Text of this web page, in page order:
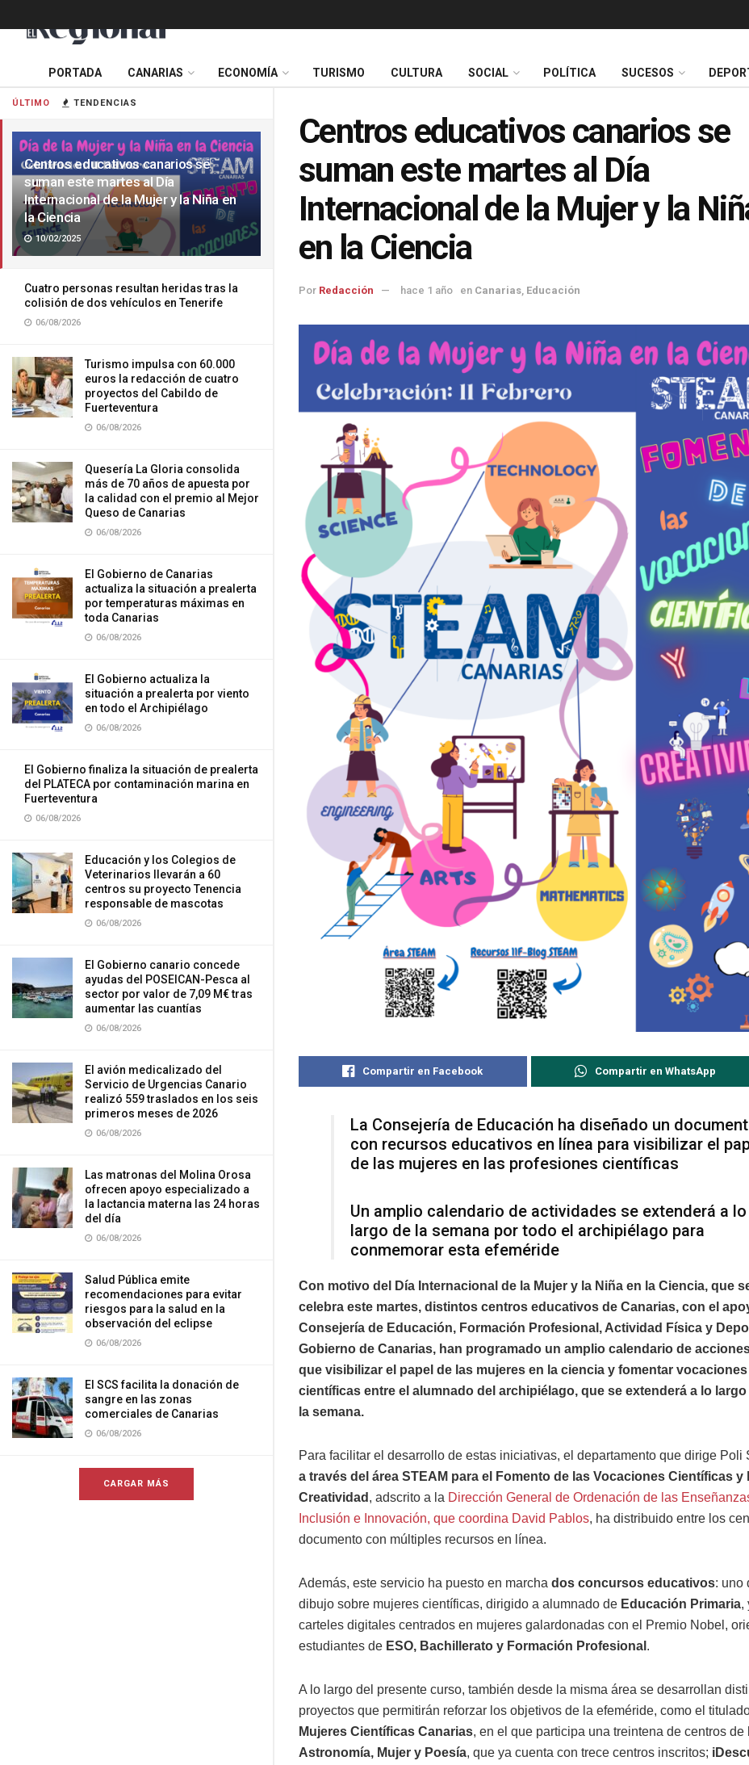
ÚLTIMO TENDENCIAS
Centros educativos canarios se
suman este martes al Día
Internacional de la Mujer y la Niña en
la Ciencia
10/02/2025
Cuatro personas resultan heridas tras la
colisión de dos vehículos en Tenerife
06/08/2026
Turismo impulsa con 60.000
euros la redacción de cuatro
proyectos del Cabildo de
Fuerteventura
06/08/2026
Quesería La Gloria consolida
más de 70 años de apuesta por
la calidad con el premio al Mejor
Queso de Canarias
06/08/2026
El Gobierno de Canarias
actualiza la situación a prealerta
por temperaturas máximas en
toda Canarias
06/08/2026
El Gobierno actualiza la
situación a prealerta por viento
en todo el Archipiélago
06/08/2026
El Gobierno finaliza la situación de prealerta
del PLATECA por contaminación marina en
Fuerteventura
06/08/2026
Educación y los Colegios de
Veterinarios llevarán a 60
centros su proyecto Tenencia
responsable de mascotas
06/08/2026
El Gobierno canario concede
ayudas del POSEICAN-Pesca al
sector por valor de 7,09 M€ tras
aumentar las cuantías
06/08/2026
El avión medicalizado del
Servicio de Urgencias Canario
realizó 559 traslados en los seis
primeros meses de 2026
06/08/2026
Las matronas del Molina Orosa
ofrecen apoyo especializado a
la lactancia materna las 24 horas
del día
06/08/2026
Salud Pública emite
recomendaciones para evitar
riesgos para la salud en la
observación del eclipse
06/08/2026
El SCS facilita la donación de
sangre en las zonas
comerciales de Canarias
06/08/2026
CARGAR MÁS
PORTADA CANARIAS ECONOMÍA TURISMO CULTURA SOCIAL POLÍTICA SUCESOS
Centros educativos canarios se
suman este martes al Día
Internacional de la Mujer y la
en la Ciencia
Por Redacción hace 1 año en Canarias Educación
Compartir en Facebook Compartir en WhatsApp
La Consejería de Educación ha diseñado un
con recursos educativos en línea para visibilizar el
de las mujeres en las profesiones científicas
Un amplio calendario de actividades se extenderá a lo
largo de la semana por todo el archipiélago para
conmemorar esta efeméride
Con motivo del Día Internacional de la Mujer y la Niña en la Ciencia, que
celebra este martes, distintos centros educativos de Canarias, con el
Consejería de Educación, Formación Profesional, Actividad Física y
Gobierno de Canarias, han programado un amplio calendario de
que visibilizar el papel de las mujeres en la ciencia y fomentar vocaciones
científicas entre el alumnado del archipiélago, que se extenderá a lo
la semana.
Para facilitar el desarrollo de estas iniciativas, el departamento que dirige Poli
a través del área STEAM para el Fomento de las Vocaciones Científicas y
Creatividad , adscrito a la Dirección General de Ordenación de las
Inclusión e Innovación, que coordina David Pablos, ha distribuido entre los
documento con múltiples recursos en línea.
Además, este servicio ha puesto en marcha dos concursos educativos: uno
dibujo sobre mujeres científicas, dirigido a alumnado de Educación Primaria,
carteles digitales centrados en mujeres galardonadas con el Premio Nobel,
estudiantes de ESO, Bachillerato y Formación Profesional .
A lo largo del presente curso, también desde la misma área se desarrollan
proyectos que permitirán reforzar los objetivos de la efeméride, como el
Mujeres Científicas Canarias, en el que participa una treintena de centros de
Astronomía, Mujer y Poesía, que ya cuenta con trece centros inscritos;